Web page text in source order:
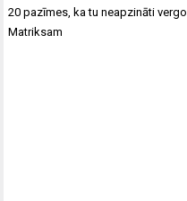
Ziņu
izvēlne
20 pazīmes, ka tu neapzināti vergo
Matriksam